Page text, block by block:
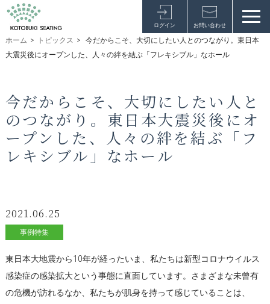
ログイン お問い合わせ
ホーム > トピックス >
今だからこそ、大切にしたい人とのつながり。東日本
大震災後にオープンした、人々の絆を結ぶ「フレキシブル」なホール
今だからこそ、大切にしたい人と
のつながり。東日本大震災後にオ
ープンした、人々の絆を結ぶ「フ
レキシブル」なホール
2021.06.25
事例特集
東日本大地震から10年が経ったいま、私たちは新型コロナウイルス
感染症の感染拡大という事態に直面しています。さまざまな未曾有
の危機が訪れるなか、私たちが肌身を持って感じていることは、